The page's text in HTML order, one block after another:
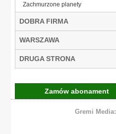
Zachmurzone planety
DOBRA FIRMA
WARSZAWA
DRUGA STRONA
Zamów abonament
Gremi Media: